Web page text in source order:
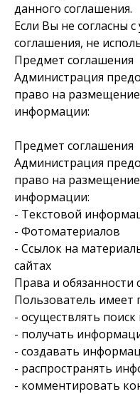
данного соглашения.
Если Вы не согласны
соглашения, не
Предмет соглашения
Администрация
право на
информации:
Предмет соглашения
Администрация
право на
информации:
- Текстовой
- Фотоматериалов
- Ссылок на
сайтах
Права и обязанности
Пользователь имеет
- осуществлять
- получать
- создавать
- распространять
- комментировать